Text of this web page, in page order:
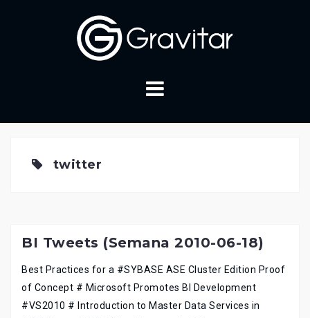
twitter
BI Tweets (Semana 2010-06-18)
Best Practices for a #SYBASE ASE Cluster Edition Proof
of Concept # Microsoft Promotes BI Development
#VS2010 # Introduction to Master Data Services in